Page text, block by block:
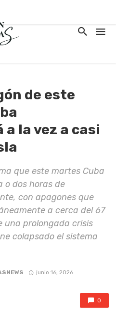
de este
la vez a casi
que este martes Cuba
o dos horas de
con apagones que
a cerca del 67
una prolongada crisis
colapsado el sistema
junio 16, 2026
0